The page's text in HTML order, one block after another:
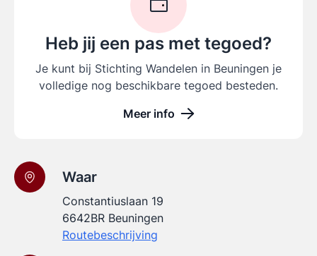
Heb jij een pas met tegoed?
Je kunt bij Stichting Wandelen in Beuningen je
volledige nog beschikbare tegoed besteden.
Meer info
Waar
Constantiuslaan 19
6642BR Beuningen
Routebeschrijving